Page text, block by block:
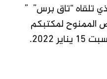
تلقاه “تاق برس” ”
الممنوح لمكتبكم
2022.